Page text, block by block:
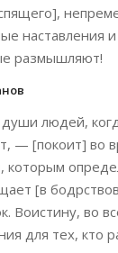
наставления
размышляют!
души людей,
— [покоит] во
которым
[в
Воистину, во
для тех, кто